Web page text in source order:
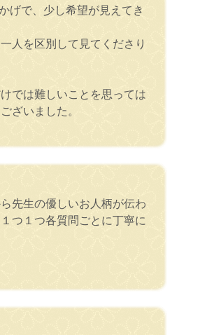
げで、少し希望が見えてき
人を区別して見てくださり
では難しいことを思っては
ざいました。
先生の優しいお人柄が伝わ
つ１つ各質問ごとに丁寧に